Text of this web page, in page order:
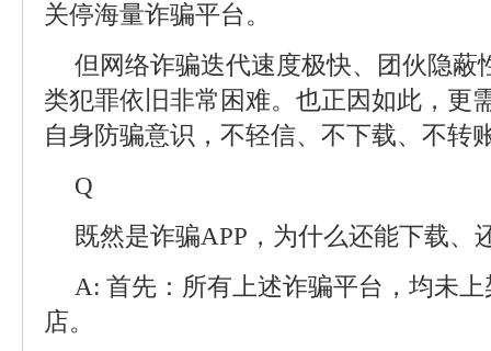
关停海量诈骗平台。
但网络诈骗迭代速度极快、团伙隐蔽
类犯罪依旧非常困难。也正因如此，更
自身防骗意识，不轻信、不下载、不转
Q
既然是诈骗APP，为什么还能下载、
A: 首先：所有上述诈骗平台，均未
店。